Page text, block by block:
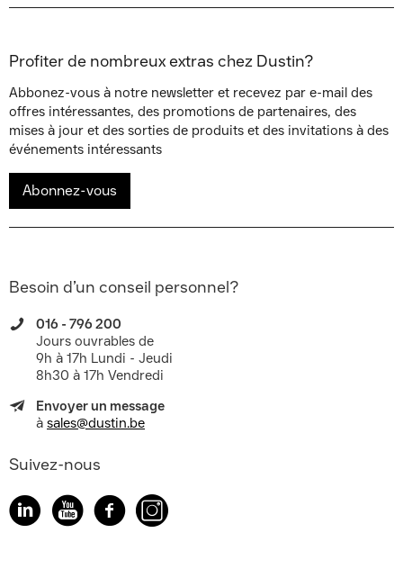
Profiter de nombreux extras chez Dustin?
Abbonez-vous à notre newsletter et recevez par e-mail des
offres intéressantes, des promotions de partenaires, des
mises à jour et des sorties de produits et des invitations à des
événements intéressants
Abonnez-vous
Besoin d’un conseil personnel?
016 - 796 200
Jours ouvrables de
9h à 17h Lundi - Jeudi
8h30 à 17h Vendredi
Envoyer un message
à sales@dustin.be
Suivez-nous